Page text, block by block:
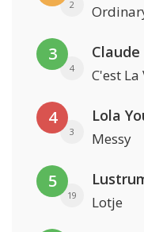
2
3
4
Claude
C'est La
4
3
Lola
Messy
5
19 Lotje